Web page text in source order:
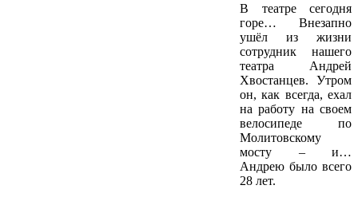
В театре сегодня
горе… Внезапно
ушёл из жизни
сотрудник нашего
театра Андрей
Хвостанцев. Утром
он, как всегда, ехал
на работу на своем
велосипеде по
Молитовскому
мосту – и…
Андрею было всего
28 лет.